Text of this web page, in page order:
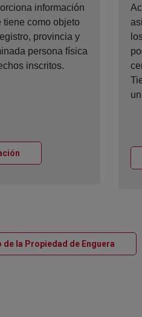
información
tiene como objeto
provincia y
persona física
inscritos.
Ventana nueva
la Propiedad de Enguera